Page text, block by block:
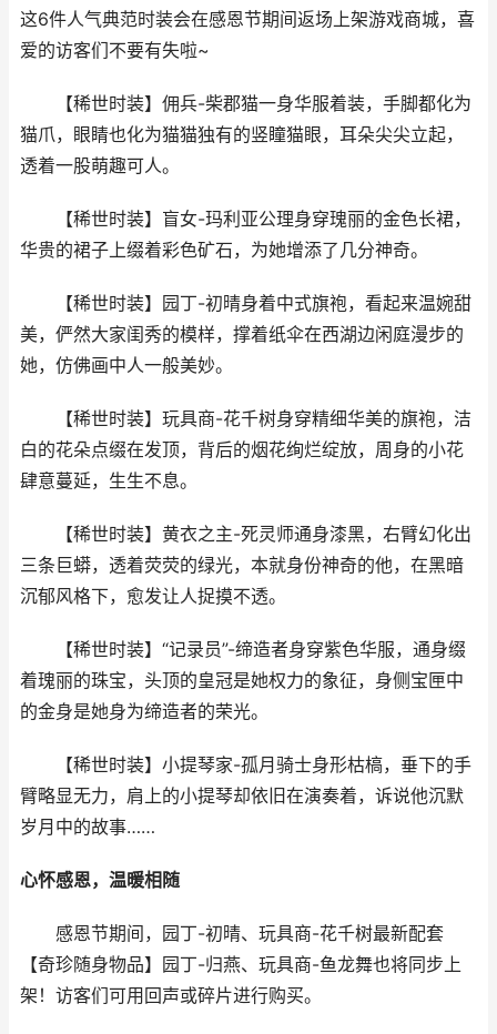
这6件人气典范时装会在感恩节期间返场上架游戏商城，喜
爱的访客们不要有失啦~
【稀世时装】佣兵-柴郡猫一身华服着装，手脚都化为
猫爪，眼睛也化为猫猫独有的竖瞳猫眼，耳朵尖尖立起，
透着一股萌趣可人。
【稀世时装】盲女-玛利亚公理身穿瑰丽的金色长裙，
华贵的裙子上缀着彩色矿石，为她增添了几分神奇。
【稀世时装】园丁-初晴身着中式旗袍，看起来温婉甜
美，俨然大家闺秀的模样，撑着纸伞在西湖边闲庭漫步的
她，仿佛画中人一般美妙。
【稀世时装】玩具商-花千树身穿精细华美的旗袍，洁
白的花朵点缀在发顶，背后的烟花绚烂绽放，周身的小花
肆意蔓延，生生不息。
【稀世时装】黄衣之主-死灵师通身漆黑，右臂幻化出
三条巨蟒，透着荧荧的绿光，本就身份神奇的他，在黑暗
沉郁风格下，愈发让人捉摸不透。
【稀世时装】“记录员”-缔造者身穿紫色华服，通身缀
着瑰丽的珠宝，头顶的皇冠是她权力的象征，身侧宝匣中
的金身是她身为缔造者的荣光。
【稀世时装】小提琴家-孤月骑士身形枯槁，垂下的手
臂略显无力，肩上的小提琴却依旧在演奏着，诉说他沉默
岁月中的故事……
心怀感恩，温暖相随
感恩节期间，园丁-初晴、玩具商-花千树最新配套
【奇珍随身物品】园丁-归燕、玩具商-鱼龙舞也将同步上
架！访客们可用回声或碎片进行购买。